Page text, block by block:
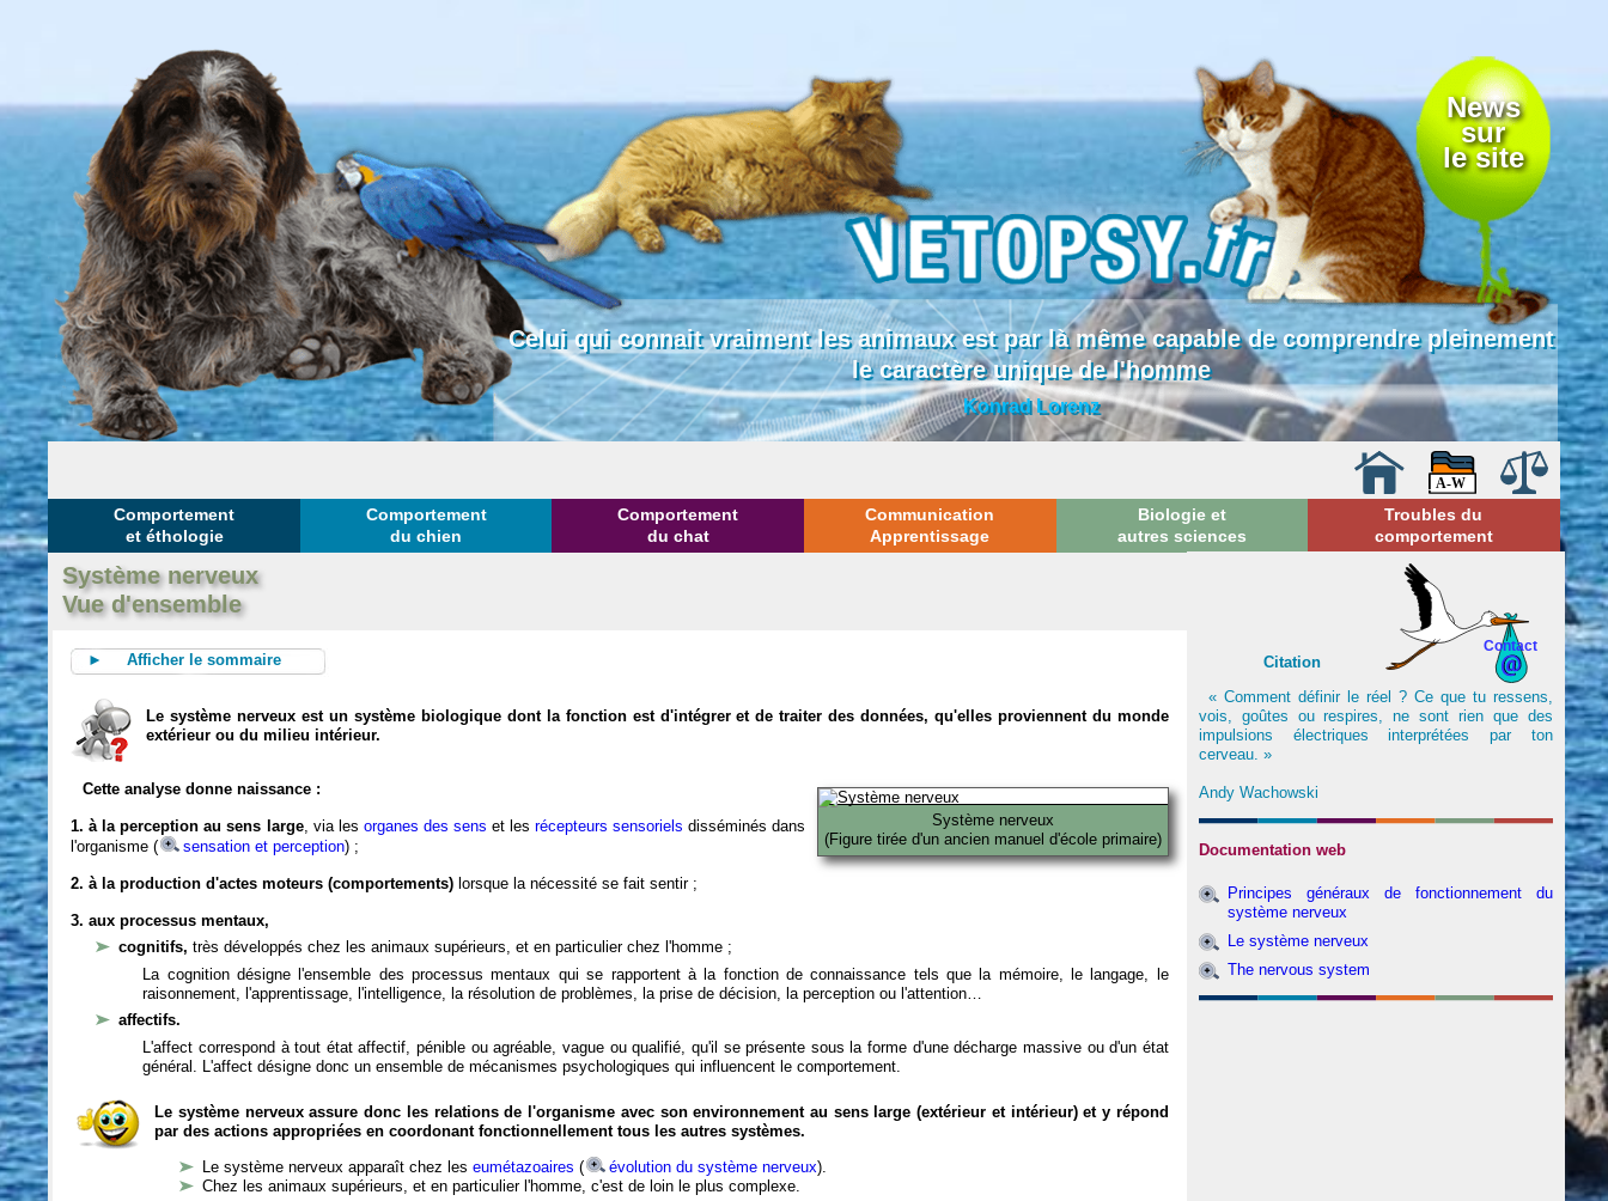
News
sur
le site
Celui qui connait vraiment les animaux est par là même capable de comprendre pleinement
le caractère unique de l'homme
Konrad Lorenz
Comportement
et éthologie
Comportement
du chien
Comportement
du chat
Communication
Apprentissage
Biologie et
autres sciences
Troubles du
comportement
Système nerveux
Vue d'ensemble
► Afficher le sommaire
Le système nerveux est un système biologique dont la fonction est d'intégrer et de traiter des données, qu'elles proviennent du monde
extérieur ou du milieu intérieur.
Système nerveux
(Figure tirée d'un ancien manuel d'école primaire)
Cette analyse donne naissance :
1. à la perception au sens large, via les organes des sens et les récepteurs sensoriels disséminés dans
l'organisme (
sensation et perception) ;
2. à la production d'actes moteurs (comportements) lorsque la nécessité se fait sentir ;
3. aux processus mentaux,
cognitifs,très développés chez les animaux supérieurs, et en particulier chez l'homme ;
La cognition désigne l'ensemble des processus mentaux qui se rapportent à la fonction de connaissance tels que la mémoire, le langage, le
raisonnement, l'apprentissage, l'intelligence, la résolution de problèmes, la prise de décision, la perception ou l'attention…
affectifs.
L'affect correspond à tout état affectif, pénible ou agréable, vague ou qualifié, qu'il se présente sous la forme d'une décharge massive ou d'un état
général. L'affect désigne donc un ensemble de mécanismes psychologiques qui influencent le comportement.
Le système nerveux assure donc les relations de l'organisme avec son environnement au sens large (extérieur et intérieur) et y répond
par des actions appropriées en coordonant fonctionnellement tous les autres systèmes.
Le système nerveux apparaît chez leseumétazoaires ( évolution du système nerveux).
Chez les animaux supérieurs, et en particulier l'homme, c'est de loin le plus complexe.
Contact
Citation
« Comment définir le réel ? Ce que tu ressens,
vois, goûtes ou respires, ne sont rien que des
impulsions électriques interprétées par ton
cerveau. »
Andy Wachowski
Documentation web
Principes généraux de fonctionnement du
système nerveux
Le système nerveux
The nervous system